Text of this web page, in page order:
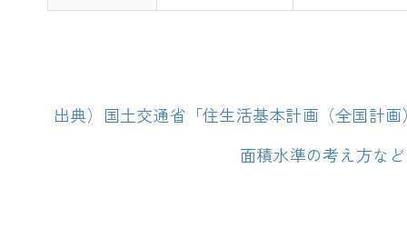
出典）国土交通省「住生活基本計画（全国計
面積水準の考え方な